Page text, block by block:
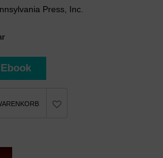
Press, Inc.
Ebook